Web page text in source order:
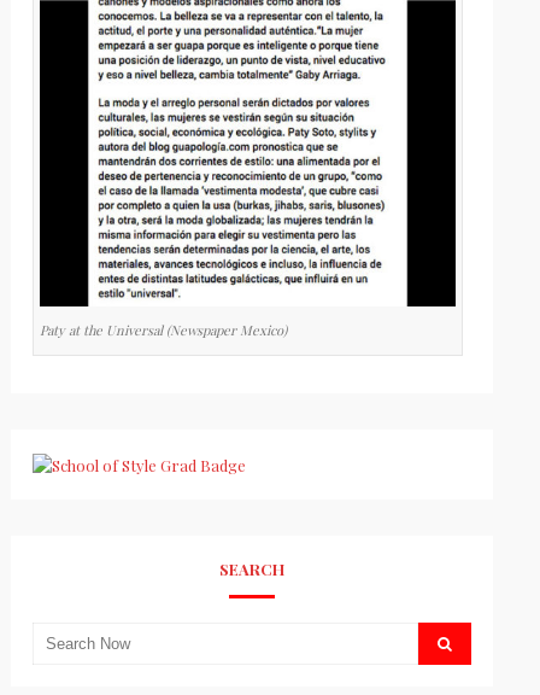
Paty at the Universal (Newspaper Mexico)
SEARCH